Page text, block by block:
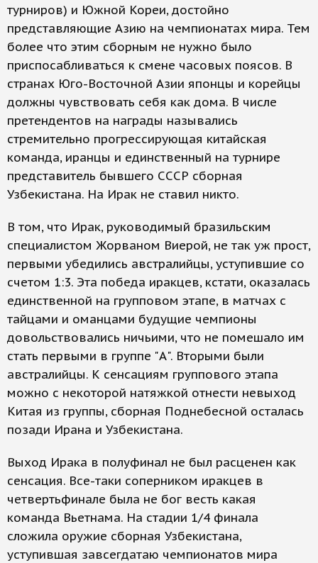
турниров) и Южной Кореи, достойно
представляющие Азию на чемпионатах мира. Тем
более что этим сборным не нужно было
приспосабливаться к смене часовых поясов. В
странах Юго-Восточной Азии японцы и корейцы
должны чувствовать себя как дома. В числе
претендентов на награды назывались
стремительно прогрессирующая китайская
команда, иранцы и единственный на турнире
представитель бывшего СССР сборная
Узбекистана. На Ирак не ставил никто.
В том, что Ирак, руководимый бразильским
специалистом Жорваном Виерой, не так уж прост,
первыми убедились австралийцы, уступившие со
счетом 1:3. Эта победа иракцев, кстати, оказалась
единственной на групповом этапе, в матчах с
тайцами и оманцами будущие чемпионы
довольствовались ничьими, что не помешало им
стать первыми в группе "А". Вторыми были
австралийцы. К сенсациям группового этапа
можно с некоторой натяжкой отнести невыход
Китая из группы, сборная Поднебесной осталась
позади Ирана и Узбекистана.
Выход Ирака в полуфинал не был расценен как
сенсация. Все-таки соперником иракцев в
четвертьфинале была не бог весть какая
команда Вьетнама. На стадии 1/4 финала
сложила оружие сборная Узбекистана,
уступившая завсегдатаю чемпионатов мира